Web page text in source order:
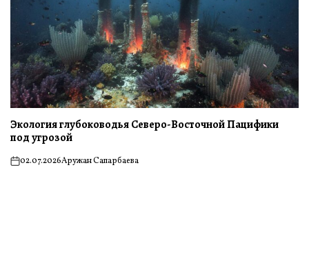
Экология глубоководья Северо-Восточной Пацифики
под угрозой
on02.07.2026Аружан Сапарбаева